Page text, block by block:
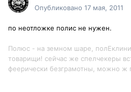
Опубликовано 17 мая, 2011
по неотложке полис не нужен.
Полюс - на земном шаре,
товарищи! сейчас же спелчекеры
феерически безграмотны, можно ж